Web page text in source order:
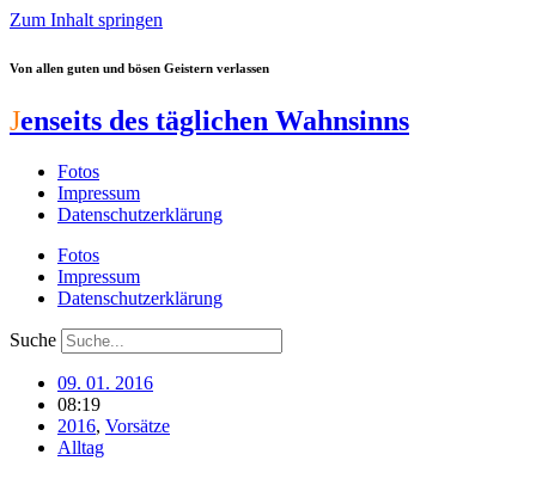
Zum Inhalt springen
Von allen guten und bösen Geistern verlassen
Jenseits des täglichen Wahnsinns
Fotos
Impressum
Datenschutzerklärung
Fotos
Impressum
Datenschutzerklärung
Suche
09. 01. 2016
08:19
2016, Vorsätze
Alltag